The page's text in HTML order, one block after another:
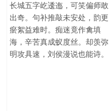
长城五字屹逶迤，可笑偏师敢
出奇。句补推敲未安处，韵更
瘀絮益难时。痴迷竟作禽填
海，辛苦真成蚁度丝。却羡弥
明攻具速，刘侯漫说也能诗。